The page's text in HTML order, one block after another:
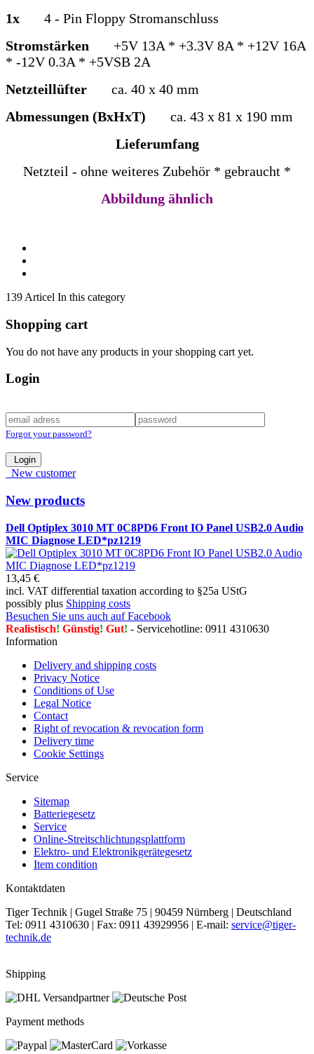
1x 4 - Pin Floppy Stromanschluss
Stromstärken +5V 13A * +3.3V 8A * +12V 16A
* -12V 0.3A * +5VSB 2A
Netzteillüfter ca. 40 x 40 mm
Abmessungen (BxHxT) ca. 43 x 81 x 190 mm
Lieferumfang
Netzteil - ohne weiteres Zubehör * gebraucht *
Abbildung ähnlich
139 Articel In this category
Shopping cart
You do not have any products in your shopping cart yet.
Login
Forgot your password?
Login
New customer
New products
Dell Optiplex 3010 MT 0C8PD6 Front IO Panel USB2.0 Audio
MIC Diagnose LED*pz1219
13,45 €
incl. VAT differential taxation according to §25a UStG
possibly plus Shipping costs
Besuchen Sie uns auch auf Facebook
Realistisch! Günstig! Gut! - Servicehotline: 0911 4310630
Information
Delivery and shipping costs
Privacy Notice
Conditions of Use
Legal Notice
Contact
Right of revocation & revocation form
Delivery time
Cookie Settings
Service
Sitemap
Batteriegesetz
Service
Online-Streitschlichtungsplattform
Elektro- und Elektronikgerätegesetz
Item condition
Kontaktdaten
Tiger Technik | Gugel Straße 75 | 90459 Nürnberg | Deutschland
Tel: 0911 4310630 | Fax: 0911 43929956 | E-mail: service@tiger-
technik.de
Shipping
Payment methods